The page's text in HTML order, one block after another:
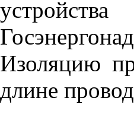
Изоляцию
длине